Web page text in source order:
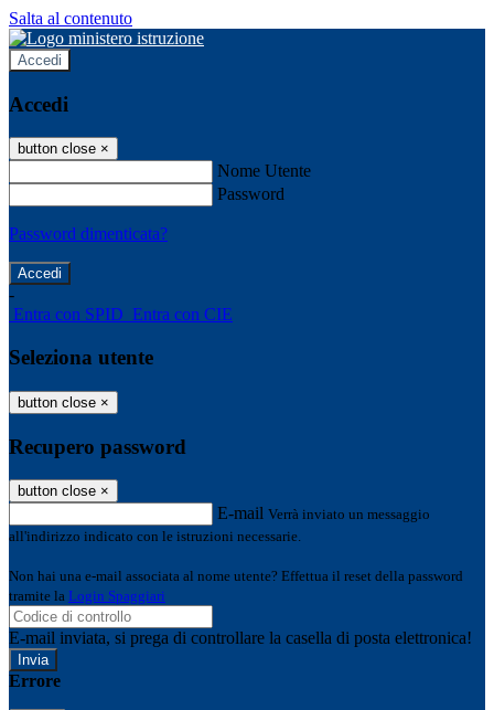
Salta al contenuto
Accedi
Accedi
button close ×
Nome Utente
Password
Password dimenticata?
-
Entra con SPID Entra con CIE
Seleziona utente
button close ×
Recupero password
button close ×
E-mail Verrà inviato un messaggio
all'indirizzo indicato con le istruzioni necessarie.
Non hai una e-mail associata al nome utente? Effettua il reset della password
tramite la Login Spaggiari
E-mail inviata, si prega di controllare la casella di posta elettronica!
Errore